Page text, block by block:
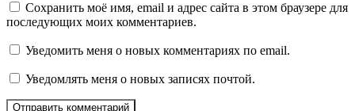
Сохранить моё имя, email и адрес сайта в этом браузере для
последующих моих комментариев.
Уведомить меня о новых комментариях по email.
Уведомлять меня о новых записях почтой.